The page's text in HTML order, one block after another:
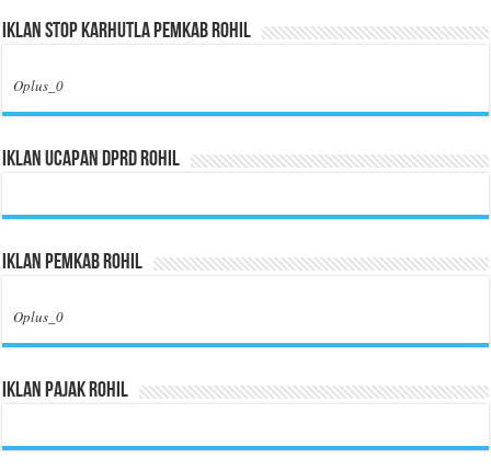
Iklan Stop Karhutla Pemkab Rohil
Oplus_0
Iklan Ucapan DPRD Rohil
Iklan Pemkab Rohil
Oplus_0
Iklan Pajak Rohil